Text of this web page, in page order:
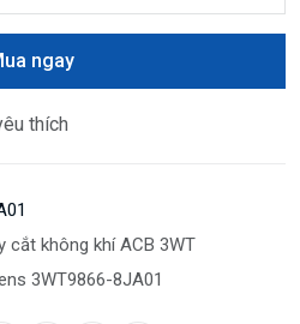
ngay
thích
cắt không khí ACB 3WT
3WT9866-8JA01